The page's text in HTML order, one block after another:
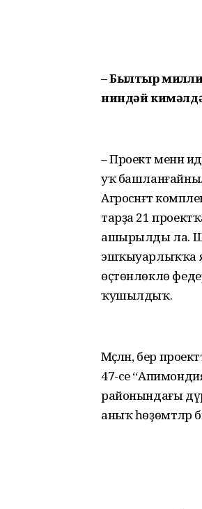
– Былтыр милли
ниндәй
– Проект менән
уҡ
Агро­сәнәғәт
тарҙа 21
ашырылды ла.
эшҡыуарлыҡҡа
өҫтөнлөклө
ҡушылдыҡ.
Мәҫәлән, бер
47-се
районындағы
аныҡ һөҙөм­тәләр